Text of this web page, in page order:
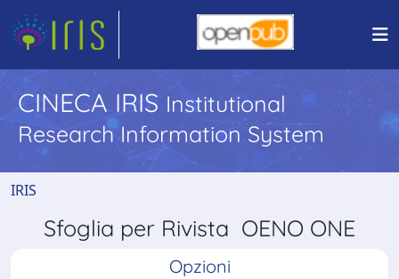
CINECA IRIS Institutional
Research Information System
IRIS
Sfoglia per Rivista OENO ONE
Opzioni